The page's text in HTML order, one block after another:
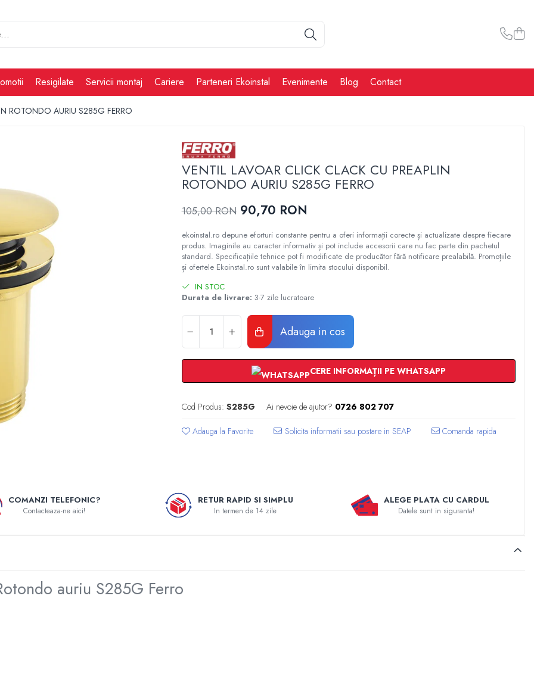
Resigilate Servicii montaj Cariere Parteneri Ekoinstal Evenimente Blog Contact
ROTONDO AURIU S285G FERRO
VENTIL LAVOAR CLICK CLACK CU PREAPLIN
ROTONDO AURIU S285G FERRO
105,00 RON 90,70 RON
ekoinstal.ro depune eforturi constante pentru a oferi informații corecte și actualizate despre fiecare
produs. Imaginile au caracter informativ și pot include accesorii care nu fac parte din pachetul
standard. Specificațiile tehnice pot fi modificate de producător fără notificare prealabilă. Promoțiile
și ofertele Ekoinstal.ro sunt valabile în limita stocului disponibil.
IN STOC
Durata de livrare: 3-7 zile lucratoare
Adauga in cos
CERE INFORMAȚII PE WHATSAPP
Cod Produs: S285G Ai nevoie de ajutor? 0726 802 707
Adauga la Favorite Comanda rapida
COMANZI TELEFONIC?
Contacteaza-ne aici!
RETUR RAPID SI SIMPLU
In termen de 14 zile
ALEGE PLATA CU CARDUL
Datele sunt in siguranta!
auriu S285G Ferro